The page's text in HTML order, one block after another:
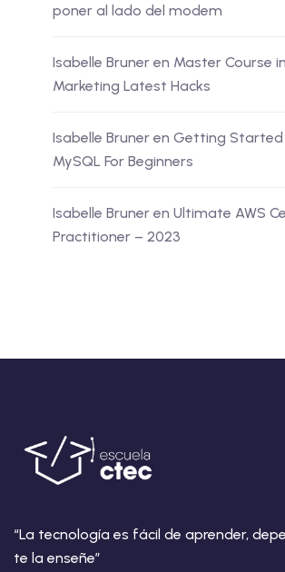
poner al lado del modem
Isabelle Bruner en Master Course
Marketing Latest Hacks
Isabelle Bruner en Getting Started
MySQL For Beginners
Isabelle Bruner en Ultimate AWS
Practitioner – 2023
“La tecnología es fácil de aprender,
te la enseñe”